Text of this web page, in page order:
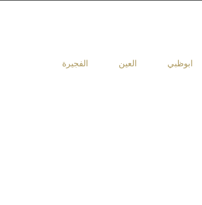
ابوظبي العين الفجيرة